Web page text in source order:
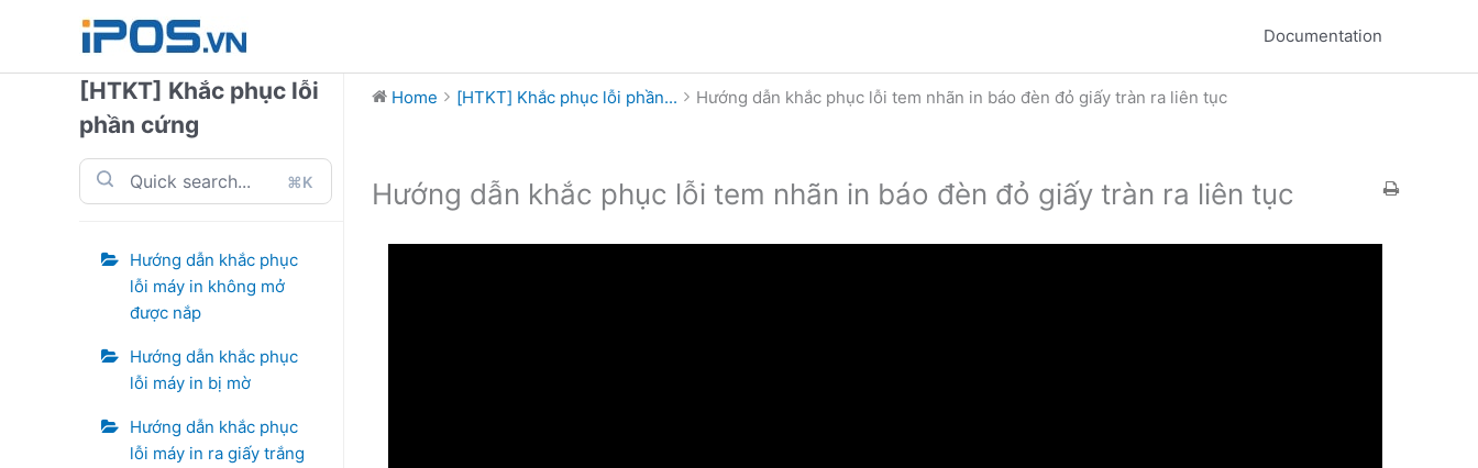
Documentation
[HTKT] Khắc phục lỗi
phần cứng
⌘K
Hướng dẫn khắc phục
lỗi máy in không mở
được nắp
Hướng dẫn khắc phục
lỗi máy in bị mờ
Hướng dẫn khắc phục
lỗi máy in ra giấy trắng
Home [HTKT] Khắc phục lỗi phần... Hướng dẫn khắc phục lỗi tem nhãn in báo đèn đỏ giấy tràn ra liên tục
Hướng dẫn khắc phục lỗi tem nhãn in báo đèn đỏ giấy tràn ra liên tục